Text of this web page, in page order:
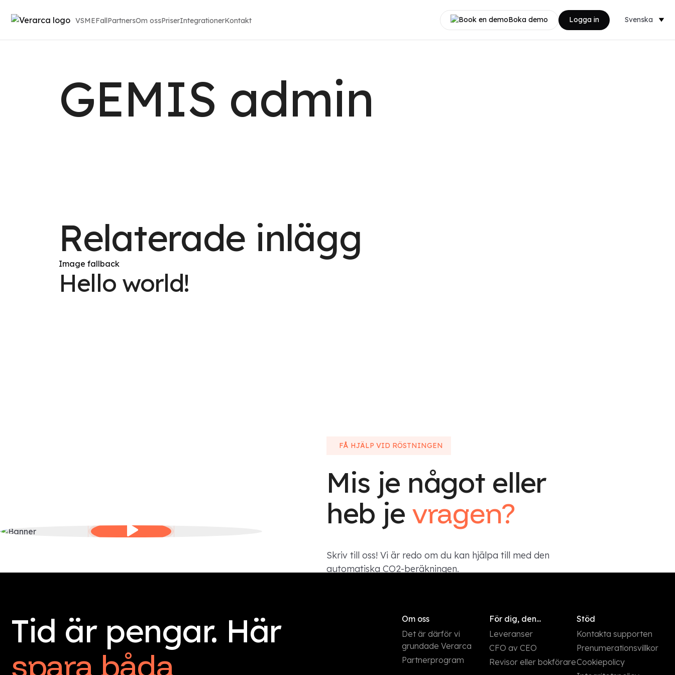
VSMEFallPartnersOm ossPriserIntegrationerKontakt Boka demo Logga in
Svenska
GEMIS admin
Relaterade inlägg
Image fallback
Hello world!
FÅ HJÄLP VID RÖSTNINGEN
Mis je något eller
heb jevragen?
Skriv till oss! Vi är redo om du kan hjälpa till med den
automatiska CO2-beräkningen.
Tid är pengar. Här
spara båda
Om oss
Det är därför vi
grundade Verarca
Partnerprogram
För dig, den...
Leveranser
CFO av CEO
Revisor eller bokförare
Stöd
Kontakta supporten
Prenumerationsvillkor
Cookiepolicy